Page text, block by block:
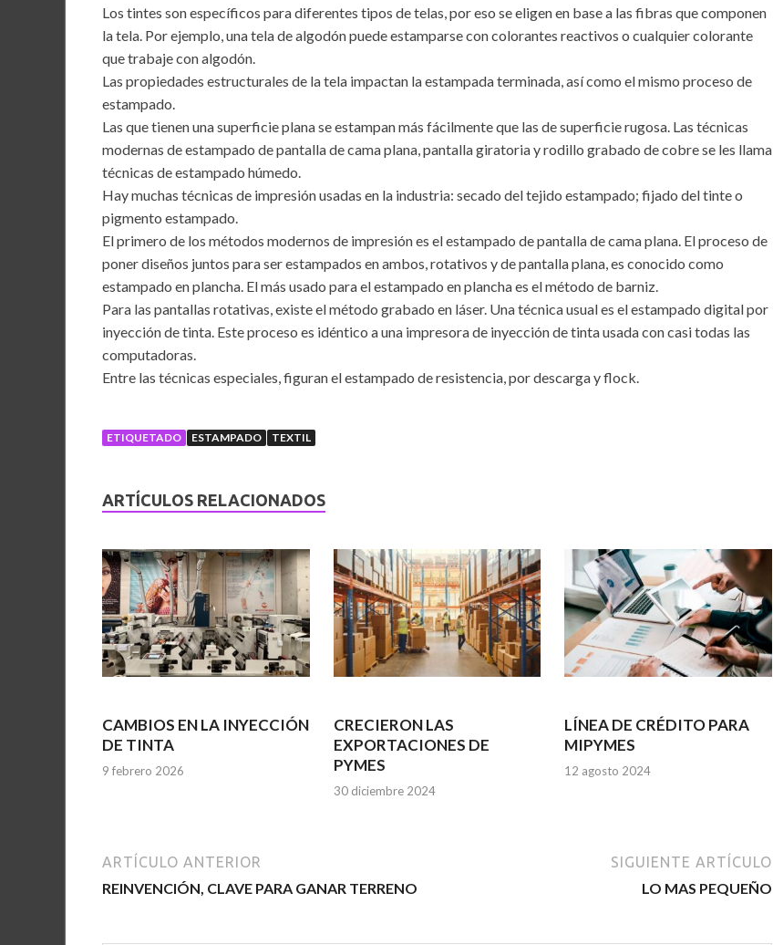
Los tintes son específicos para diferentes tipos de telas, por eso se eligen en base a las fibras que componen
la tela. Por ejemplo, una tela de algodón puede estamparse con colorantes reactivos o cualquier colorante
que trabaje con algodón.
Las propiedades estructurales de la tela impactan la estampada terminada, así como el mismo proceso de
estampado.
Las que tienen una superficie plana se estampan más fácilmente que las de superficie rugosa. Las técnicas
modernas de estampado de pantalla de cama plana, pantalla giratoria y rodillo grabado de cobre se les llama
técnicas de estampado húmedo.
Hay muchas técnicas de impresión usadas en la industria: secado del tejido estampado; fijado del tinte o
pigmento estampado.
El primero de los métodos modernos de impresión es el estampado de pantalla de cama plana. El proceso de
poner diseños juntos para ser estampados en ambos, rotativos y de pantalla plana, es conocido como
estampado en plancha. El más usado para el estampado en plancha es el método de barniz.
Para las pantallas rotativas, existe el método grabado en láser. Una técnica usual es el estampado digital por
inyección de tinta. Este proceso es idéntico a una impresora de inyección de tinta usada con casi todas las
computadoras.
Entre las técnicas especiales, figuran el estampado de resistencia, por descarga y flock.
ETIQUETADO ESTAMPADO TEXTIL
ARTÍCULOS RELACIONADOS
CAMBIOS EN LA INYECCIÓN
DE TINTA
9 febrero 2026
CRECIERON LAS
EXPORTACIONES DE
PYMES
30 diciembre 2024
LÍNEA DE CRÉDITO PARA
MIPYMES
12 agosto 2024
ARTÍCULO ANTERIOR
REINVENCIÓN, CLAVE PARA GANAR TERRENO
SIGUIENTE ARTÍCULO
LO MAS PEQUEÑO